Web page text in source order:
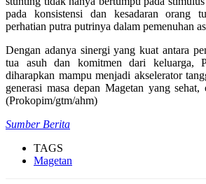
pada konsistensi dan kesadaran orang
perhatian putra putrinya dalam pemenuhan
Dengan adanya sinergi yang kuat antara
tua asuh dan komitmen dari keluarga,
diharapkan mampu menjadi akselerator
generasi masa depan Magetan yang sehat,
(Prokopim/gtm/ahm)
Sumber Berita
TAGS
Magetan